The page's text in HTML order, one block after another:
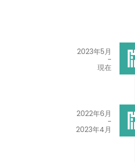
2023年5月
-
現在
2022年6月
-
2023年4月